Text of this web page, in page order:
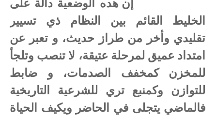
إن هده الوضعية دالة على
الخليط القائم بين النظام ذي تسيير
تقليدي وأخر من طراز حديث، و تعبر عن
امتداد عميق لمرحلة عتيقة، لا تنصب وتلجأ
للمخزن كمخفف الصدمات، و ضابط
للتوازن وكمنبع تري للشرعية التاريخية
فالماضي يتجلى في الحاضر ويكيف الحياة